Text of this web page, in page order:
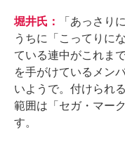
堀井氏：
「あっさり
うちに「こってりに
ている連中がこれま
を手がけているメン
いようで。付けられ
範囲は「セガ・マー
す。